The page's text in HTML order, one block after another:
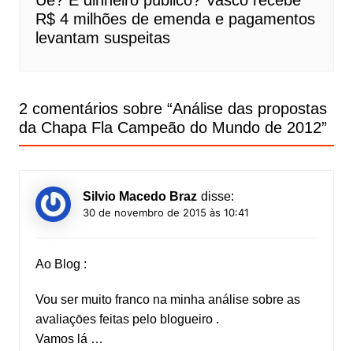
R$ 4 milhões de emenda e pagamentos
levantam suspeitas
2 comentários sobre “Análise das propostas
da Chapa Fla Campeão do Mundo de 2012”
Silvio Macedo Braz disse:
30 de novembro de 2015 às 10:41
Ao Blog :
Vou ser muito franco na minha análise sobre as
avaliaçōes feitas pelo blogueiro .
Vamos lá …